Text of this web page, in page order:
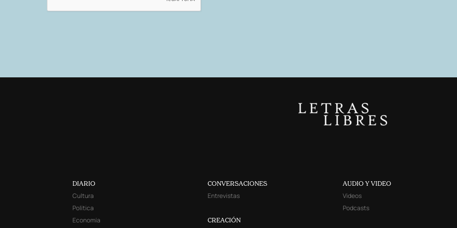
DIARIO
Cultura
Política
Economía
CONVERSACIONES
Entrevistas
CREACIÓN
AUDIO Y VIDEO
Videos
Podcasts